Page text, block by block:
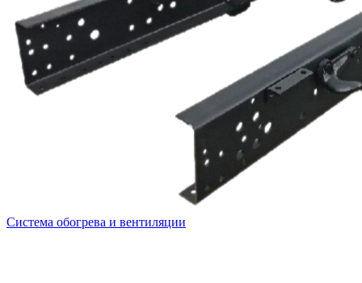
Система обогрева и вентиляции